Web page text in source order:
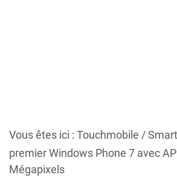
Vous êtes ici : Touchmobile /
premier Windows Phone 7 avec
Mégapixels